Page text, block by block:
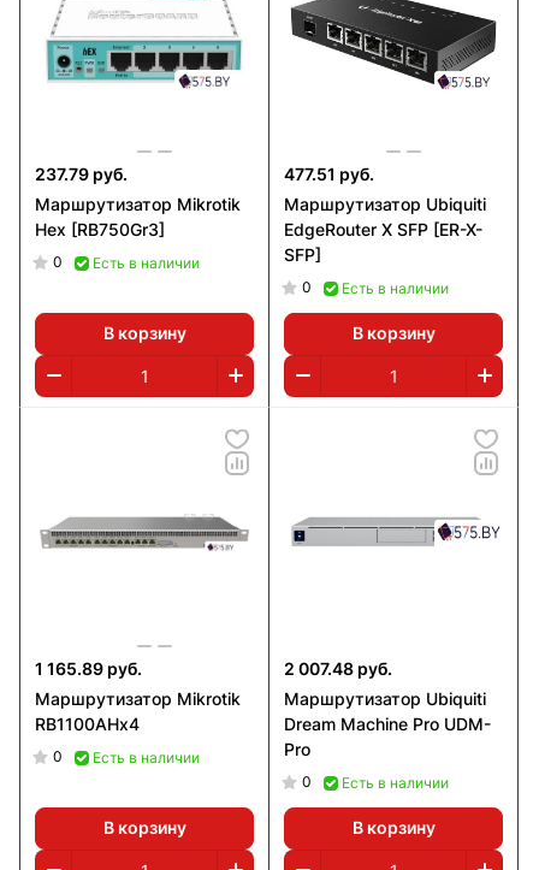
237.79 руб.
Маршрутизатор Mikrotik
Hex [RB750Gr3]
0 Есть в наличии
В корзину
477.51 руб.
Маршрутизатор Ubiquiti
EdgeRouter X SFP [ER-X-
SFP]
0 Есть в наличии
В корзину
1 165.89 руб.
Маршрутизатор Mikrotik
RB1100AHx4
0 Есть в наличии
В корзину
2 007.48 руб.
Маршрутизатор Ubiquiti
Dream Machine Pro UDM-
Pro
0 Есть в наличии
В корзину